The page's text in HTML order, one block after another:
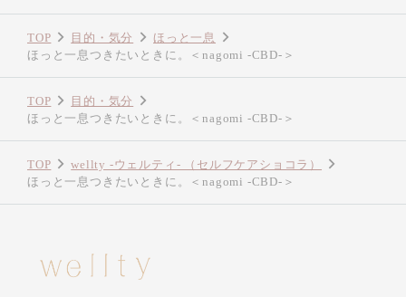
TOP 目的・気分
ほっと一息
ほっと一息つきたいときに。＜nagomi -CBD-＞
TOP
目的・気分
ほっと一息つきたいときに。＜nagomi -CBD-＞
TOP
wellty -ウェルティ- （セルフケアショコラ）
ほっと一息つきたいときに。＜nagomi -CBD-＞